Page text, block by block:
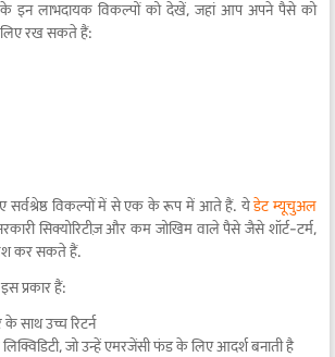
के इन लाभदायक विकल्पों को देखें, जहां आप अपने पैसे को
रख सकते हैं:
सर्वश्रेष्ठ विकल्पों में से एक के रूप में आते हैं. येडेट म्यूचुअल
सिक्योरिटीज़ और कम जोखिम वाले पैसे जैसे शॉर्ट-टर्म,
कर सकते हैं.
प्रकार हैं:
साथ उच्च रिटर्न
जो उन्हें एमरजेंसी फंड के लिए आदर्श बनाती है